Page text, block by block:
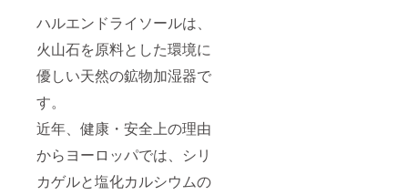
ハルエンドライソールは、
火山石を原料とした環境に
優しい天然の鉱物加湿器で
す。
近年、健康・安全上の理由
からヨーロッパでは、シリ
カゲルと塩化カルシウムの